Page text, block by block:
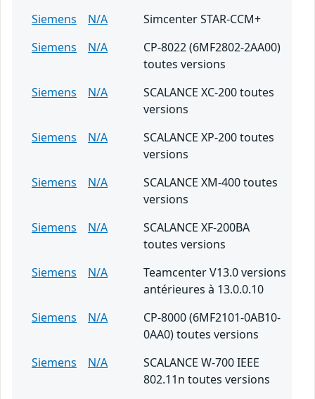
Siemens
N/A
Simcenter STAR-CCM+
Siemens
N/A
CP-8022 (6MF2802-2AA00)
toutes versions
Siemens
N/A
SCALANCE XC-200 toutes
versions
Siemens
N/A
SCALANCE XP-200 toutes
versions
Siemens
N/A
SCALANCE XM-400 toutes
versions
Siemens
N/A
SCALANCE XF-200BA
toutes versions
Siemens
N/A
Teamcenter V13.0 versions
antérieures à 13.0.0.10
Siemens
N/A
CP-8000 (6MF2101-0AB10-
0AA0) toutes versions
Siemens
N/A
SCALANCE W-700 IEEE
802.11n toutes versions